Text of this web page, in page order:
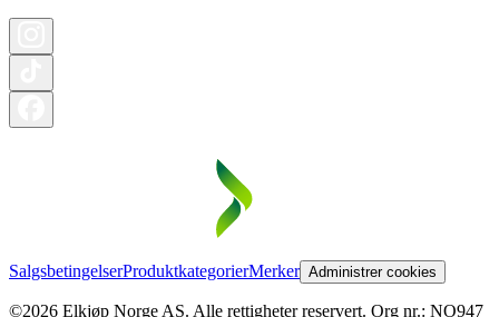
SalgsbetingelserProduktkategorierMerker Administrer cookies
©2026 Elkjøp Norge AS. Alle rettigheter reservert. Org nr.: NO947